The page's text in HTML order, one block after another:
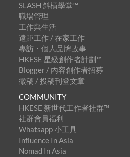
SLASH 斜槓學堂™
職場管理
工作與生活
遠距工作 / 在家工作
專訪・個人品牌故事
HKESE 星級創作者計劃™
Blogger / 內容創作者招募
徵稿 / 投稿刊登文章
COMMUNITY
HKESE 新世代工作者社群™
社群會員福利
Whatsapp 小工具
Influence In Asia
Nomad In Asia